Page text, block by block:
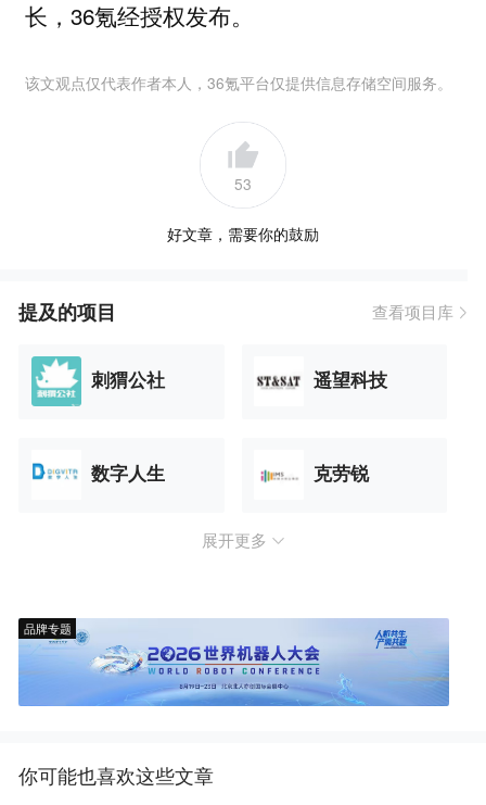
长‍‍‍‍‍‍‍‍‍‍‍‍‍‍‍‍‍‍‍‍‍‍‍‍‍‍‍‍‍‍‍‍‍‍‍，36氪经授权发布。
该文观点仅代表作者本人，36氪平台仅提供信息存储空间服务。
53
好文章，需要你的鼓励
提及的项目 查看项目库
刺猬公社 遥望科技
数字人生 克劳锐
展开更多
品牌专题
你可能也喜欢这些文章